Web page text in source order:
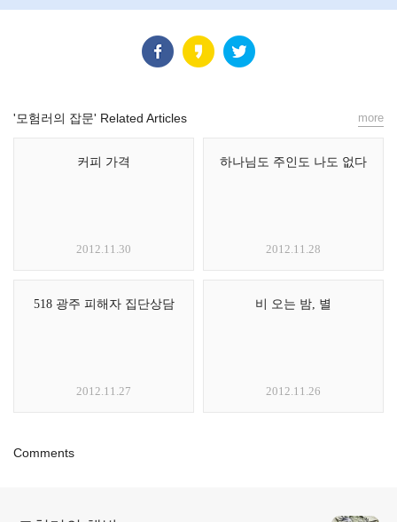
'모험러의 잡문' Related Articles
커피 가격
2012.11.30
하나님도 주인도 나도 없다
2012.11.28
518 광주 피해자 집단상담
2012.11.27
비 오는 밤, 별
2012.11.26
more
Comments